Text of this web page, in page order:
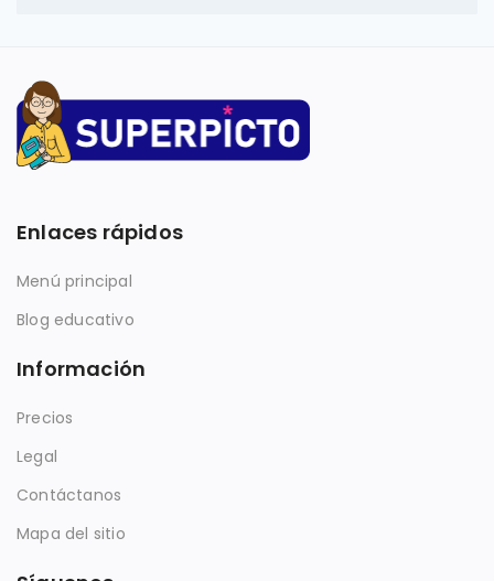
Enlaces rápidos
Menú principal
Blog educativo
Información
Precios
Legal
Contáctanos
Mapa del sitio